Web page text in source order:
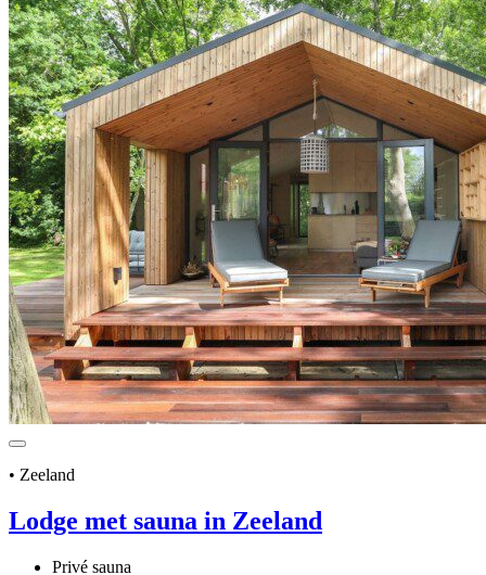
• Zeeland
Lodge met sauna in Zeeland
Privé sauna